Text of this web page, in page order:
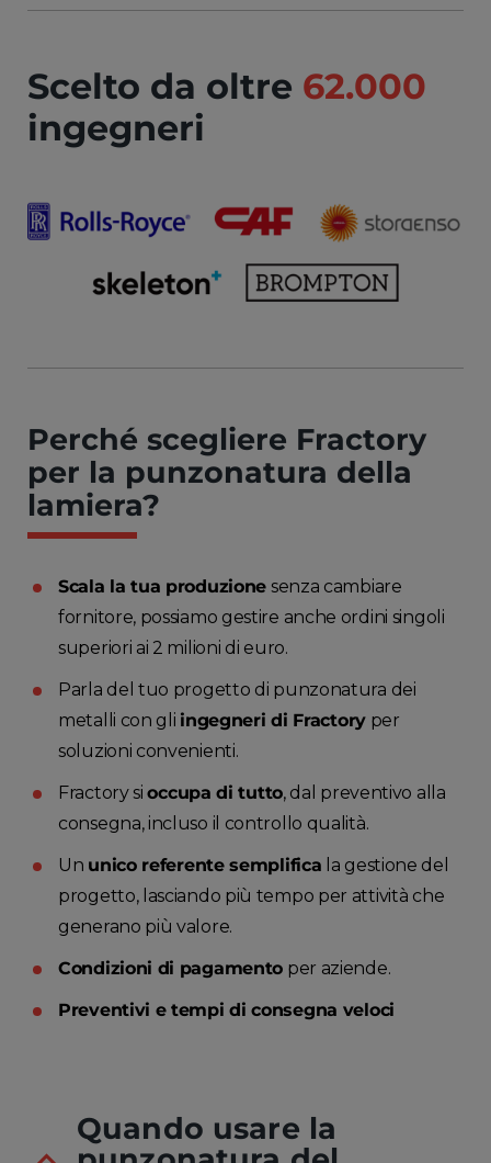
Scelto da oltre 62.000
ingegneri
Perché scegliere Fractory
per la punzonatura della
lamiera?
Scala la tua produzione senza cambiare
fornitore, possiamo gestire anche ordini singoli
superiori ai 2 milioni di euro.
Parla del tuo progetto di punzonatura dei
metalli con gli ingegneri di Fractoryper
soluzioni convenienti.
Fractory sioccupa di tutto, dal preventivo alla
consegna, incluso il controllo qualità.
Un unico referente semplifica la gestione del
progetto, lasciando più tempo per attività che
generano più valore.
Condizioni di pagamento per aziende.
Preventivi e tempi di consegna veloci
Quando usare la